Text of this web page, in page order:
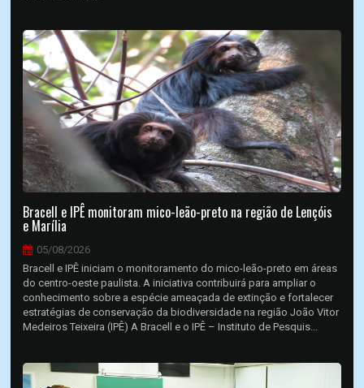
Bracell e IPÊ monitoram mico-leão-preto na região de Lençóis
e Marília
05/08/2026
Bracell e IPÊ iniciam o monitoramento do mico-leão-preto em áreas
do centro-oeste paulista. A iniciativa contribuirá para ampliar o
conhecimento sobre a espécie ameaçada de extinção e fortalecer
estratégias de conservação da biodiversidade na região João Vitor
Medeiros Teixeira (IPÊ) A Bracell e o IPÊ – Instituto de Pesquis...